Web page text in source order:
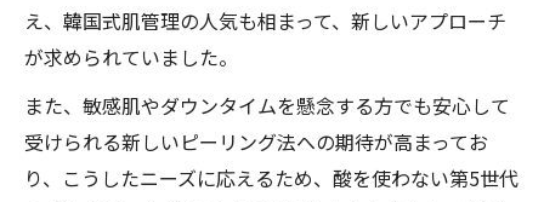
ホワイトニングだけでない肌管理の新提案
酸を使わない第5世代ピーリングの魅力
ダクトピールは酸不使用の安心ピーリング
第５世代ダクトピールの仕組みと効果解説
肌にやさしいダクトピールの魅力を紹介
え、韓国式肌管理の人気も相まって、新しいアプローチ
が求められていました。
また、敏感肌やダウンタイムを懸念する方でも安心して
受けられる新しいピーリング法への期待が高まってお
り、こうしたニーズに応えるため、酸を使わない第5世代